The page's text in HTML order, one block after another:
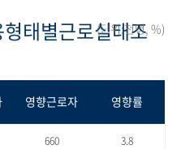
태별근로실태조
(단위:천명, %)
영향근로자 영향률
660 3.8